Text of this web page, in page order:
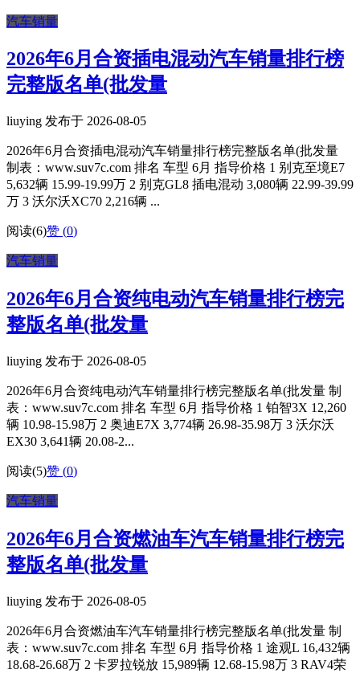
汽车销量
2026年6月合资插电混动汽车销量排行榜
完整版名单(批发量
liuying 发布于 2026-08-05
2026年6月合资插电混动汽车销量排行榜完整版名单(批发量
制表：www.suv7c.com 排名 车型 6月 指导价格 1 别克至境E7
5,632辆 15.99-19.99万 2 别克GL8 插电混动 3,080辆 22.99-39.99
万 3 沃尔沃XC70 2,216辆 ...
阅读(6)赞 (0)
汽车销量
2026年6月合资纯电动汽车销量排行榜完
整版名单(批发量
liuying 发布于 2026-08-05
2026年6月合资纯电动汽车销量排行榜完整版名单(批发量 制
表：www.suv7c.com 排名 车型 6月 指导价格 1 铂智3X 12,260
辆 10.98-15.98万 2 奥迪E7X 3,774辆 26.98-35.98万 3 沃尔沃
EX30 3,641辆 20.08-2...
阅读(5)赞 (0)
汽车销量
2026年6月合资燃油车汽车销量排行榜完
整版名单(批发量
liuying 发布于 2026-08-05
2026年6月合资燃油车汽车销量排行榜完整版名单(批发量 制
表：www.suv7c.com 排名 车型 6月 指导价格 1 途观L 16,432辆
18.68-26.68万 2 卡罗拉锐放 15,989辆 12.68-15.98万 3 RAV4荣